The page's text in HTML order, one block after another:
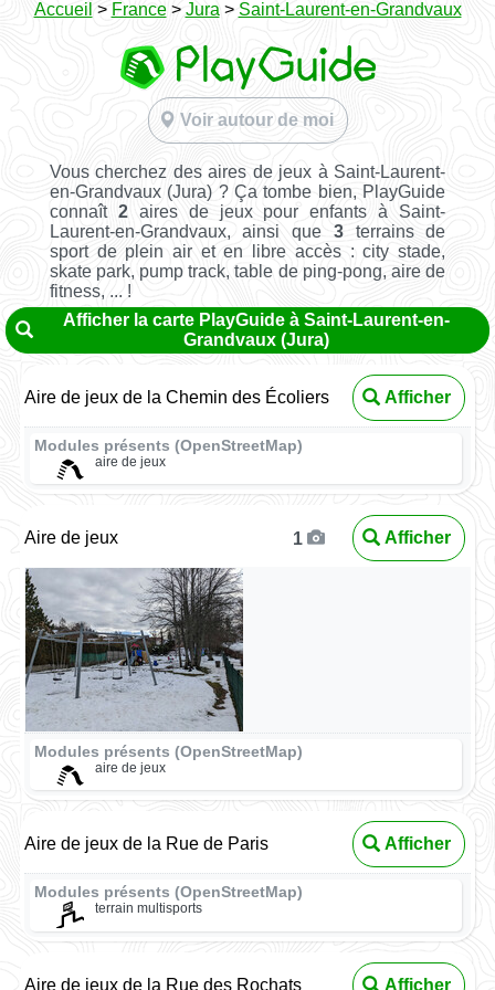
Accueil > France> Jura > Saint-Laurent-en-Grandvaux
Voir autour de moi
Vous cherchez des aires de jeux à Saint-Laurent-
en-Grandvaux (Jura) ? Ça tombe bien, PlayGuide
connaît 2aires de jeux pour enfants à Saint-
Laurent-en-Grandvaux, ainsi que 3terrains de
sport de plein air et en libre accès : city stade,
skate park, pump track, table de ping-pong, aire de
fitness, ... !
Afficher la carte PlayGuide à Saint-Laurent-en-
Grandvaux (Jura)
Aire de jeux de la Chemin des Écoliers Afficher
Modules présents (OpenStreetMap)
aire de jeux
Aire de jeux 1 Afficher
Modules présents (OpenStreetMap)
aire de jeux
Aire de jeux de la Rue de Paris Afficher
Modules présents (OpenStreetMap)
terrain multisports
Aire de jeux de la Rue des Rochats Afficher